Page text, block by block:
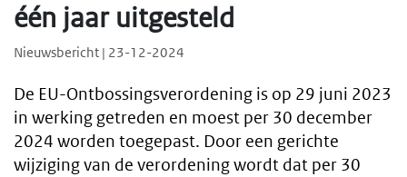
één jaar uitgesteld
Nieuwsbericht | 23-12-2024
De EU-Ontbossingsverordening is op 29 juni 2023
in werking getreden en moest per 30 december
2024 worden toegepast. Door een gerichte
wijziging van de verordening wordt dat per 30